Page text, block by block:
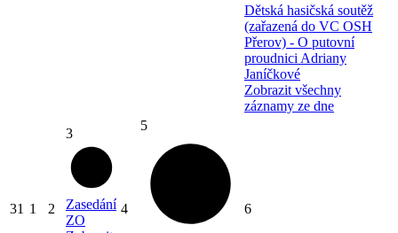
Dětská hasičská soutěž
(zařazená do VC OSH
Přerov) - O putovní
proudnici Adriany
Janíčkové
Zobrazit všechny
záznamy ze dne
31 1 2
3
Zasedání
ZO
4
5
6